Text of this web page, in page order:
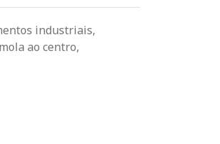
industriais,
ao centro,